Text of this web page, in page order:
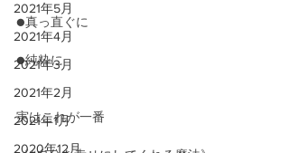
2021年5月
2021年4月
2021年3月
2021年2月
2021年1月
2020年12月
●真っ直ぐに
●純粋に
実はこれが一番